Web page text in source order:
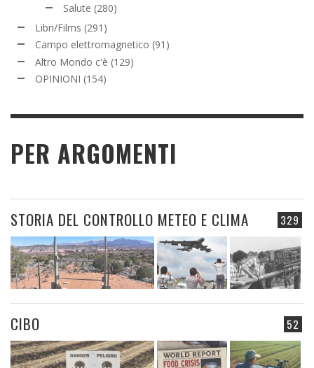
Salute (280)
Libri/Films (291)
Campo elettromagnetico (91)
Altro Mondo c'è (129)
OPINIONI (154)
PER ARGOMENTI
329
STORIA DEL CONTROLLO METEO E CLIMA
52
CIBO